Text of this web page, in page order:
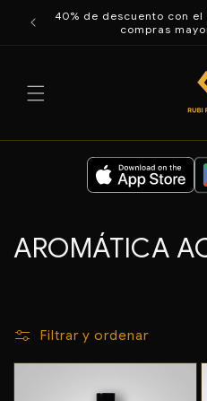
directamente40% de descuento con el
compras
C
e
AROMÁTICA
Filtrar y ordenar